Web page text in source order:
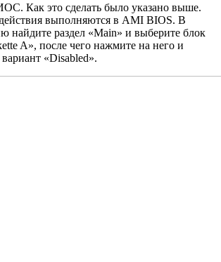
Как это сделать было указано выше.
выполняются в AMI BIOS. В
найдите раздел «Main» и выберите блок
A», после чего нажмите на него и
«Disabled».